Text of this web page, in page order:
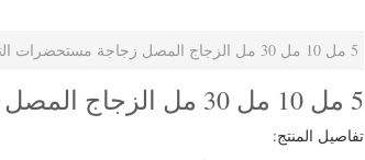
5 مل 10 مل 30 مل الزجاج المصل زجاجة مستحضرات التجميل عبوات زجاجية بالقطارة زجاجات
5 مل 10 مل 30 مل الزجاج المصل زجاجة مستحضرات التجميل عبوات زجاجية بالقطارة زجاجات
تفاصيل المنتج: